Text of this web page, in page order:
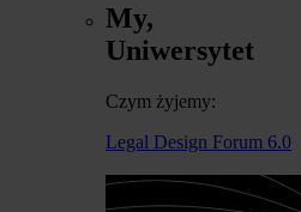
My,
Uniwersytet
Czym żyjemy:
Legal Design Forum 6.0